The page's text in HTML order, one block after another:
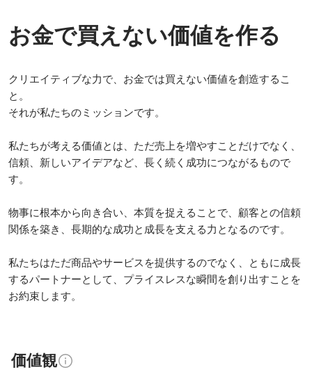
お金で買えない価値を作る
クリエイティブな力で、お金では買えない価値を創造するこ
と。
それが私たちのミッションです。
私たちが考える価値とは、ただ売上を増やすことだけでなく、
信頼、新しいアイデアなど、長く続く成功につながるもので
す。
物事に根本から向き合い、本質を捉えることで、顧客との信頼
関係を築き、長期的な成功と成長を支える力となるのです。
私たちはただ商品やサービスを提供するのでなく、ともに成長
するパートナーとして、プライスレスな瞬間を創り出すことを
お約束します。
価値観